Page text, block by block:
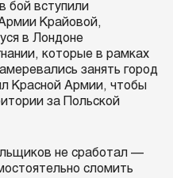
бой вступили
Крайовой,
в Лондоне
которые в рамках
занять город
Красной Армии, чтобы
за Польской
не сработал —
сломить